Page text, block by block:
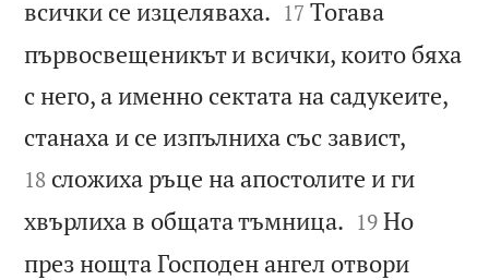
всички се изцеляваха. 

17 Тогава
първосвещеникът и всички, които бяха
с него, а именно сектата на садукеите,
станаха и се изпълниха със завист,
18 сложиха ръце на апостолите и ги
хвърлиха в общата тъмница. 

19 Но
през нощта Господен ангел отвори